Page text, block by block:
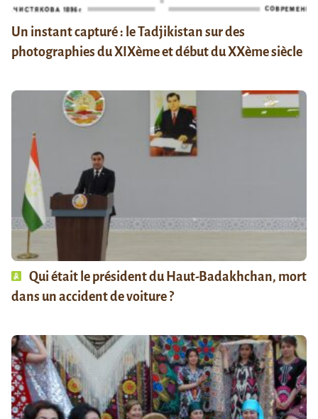
Un instant capturé : le Tadjikistan sur des
photographies du XIXème et début du XXème siècle
Qui était le président du Haut-Badakhchan, mort
dans un accident de voiture ?